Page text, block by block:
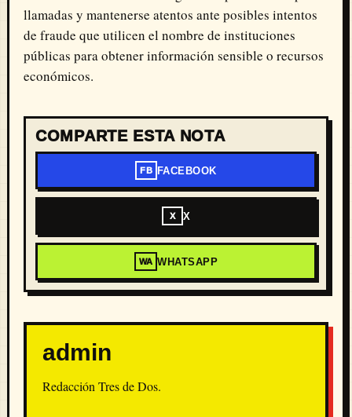
llamadas y mantenerse atentos ante posibles intentos
de fraude que utilicen el nombre de instituciones
públicas para obtener información sensible o recursos
económicos.
COMPARTE ESTA NOTA
FB FACEBOOK
X X
WA WHATSAPP
admin
Redacción Tres de Dos.